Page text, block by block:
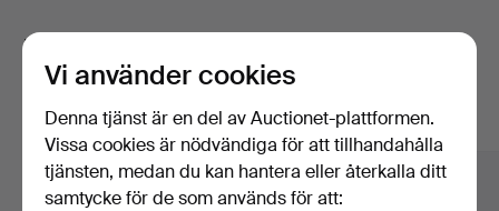
Här är föremål från vårt arkiv som
matchar din sökning
Visa alla föremål
Vi använder cookies
Denna tjänst är en del av Auctionet-plattformen.
Vissa cookies är nödvändiga för att tillhandahålla
tjänsten, medan du kan hantera eller återkalla ditt
samtycke för de som används för att: